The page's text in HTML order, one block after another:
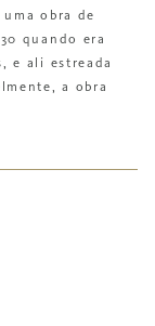
obra de
quando era
e ali estreada
a obra